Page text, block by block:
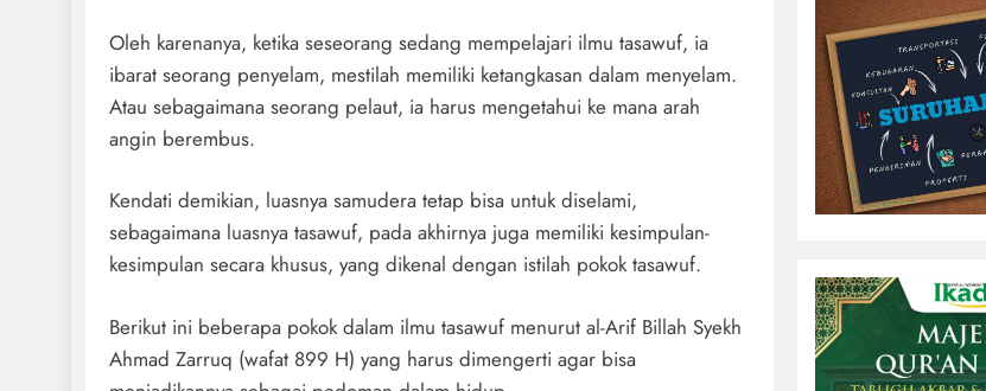
Oleh karenanya, ketika seseorang sedang mempelajari ilmu tasawuf, ia
ibarat seorang penyelam, mestilah memiliki ketangkasan dalam menyelam.
Atau sebagaimana seorang pelaut, ia harus mengetahui ke mana arah
angin berembus.
Kendati demikian, luasnya samudera tetap bisa untuk diselami,
sebagaimana luasnya tasawuf, pada akhirnya juga memiliki kesimpulan-
kesimpulan secara khusus, yang dikenal dengan istilah pokok tasawuf.
Berikut ini beberapa pokok dalam ilmu tasawuf menurut al-Arif Billah Syekh
Ahmad Zarruq (wafat 899 H) yang harus dimengerti agar bisa